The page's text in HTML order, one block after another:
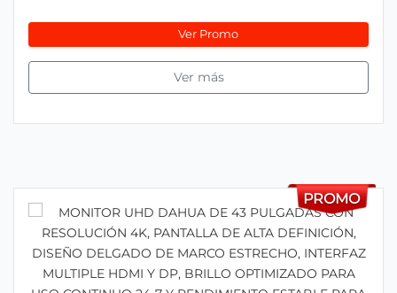
Ver Promo
Ver más
PROMO